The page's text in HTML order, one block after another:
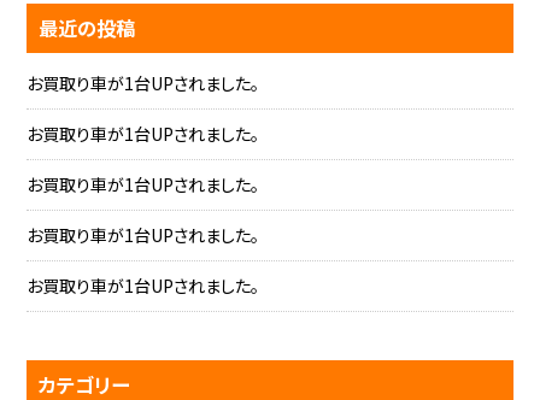
最近の投稿
お買取り車が1台UPされました。
お買取り車が1台UPされました。
お買取り車が1台UPされました。
お買取り車が1台UPされました。
お買取り車が1台UPされました。
カテゴリー